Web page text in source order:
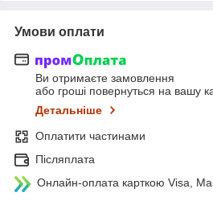
Умови оплати
Ви отримаєте замовлення
або гроші повернуться на вашу
Детальніше
Оплатити частинами
Післяплата
Онлайн-оплата карткою Visa,